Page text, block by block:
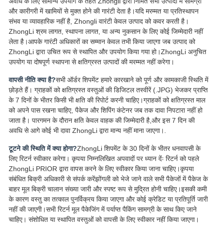
और कारीगरी में खामियों से मुक्त होने की गारंटी देता है।यदि मरम्मत या प्रतिस्थापन
संभव या व्यावहारिक नहीं है, Zhongli वारंटी केवल उत्पाद को कवर करती है।
ZhongLi श्रम लागत, स्थापना लागत, या अन्य नुकसान के लिए कोई जिम्मेदारी नहीं
लेता है।आपके गारंटी अधिकारों का सम्मान केवल तभी किया जाएगा जब उत्पाद को
ZhongLi द्वारा उचित रूप से स्थापित और उपयोग किया गया हो।ZhongLi अनुचित
उपयोग या दोषपूर्ण स्थापना से क्षतिग्रस्त उत्पादों की मरम्मत नहीं करेगा।
वापसी नीति क्या है?सभी ऑर्डर शिपमेंट हमारे कारखाने को पूर्ण और कामकाजी स्थिति में
छोड़ते हैं। ग्राहकों को क्षतिग्रस्त वस्तुओं की डिजिटल तस्वीरें (.JPG) भेजकर प्राप्ति
के 7 दिनों के भीतर किसी भी क्षति की रिपोर्ट करनी चाहिए।ग्राहकों को क्षतिग्रस्त माल
को अपने पास रखना चाहिए, पैकेज और शिपिंग कंटेनर जब तक दावा निपटारा नहीं हो
जाता है। पारगमन के दौरान क्षति केवल वाहक की जिम्मेदारी है,और इस 7 दिन की
अवधि से आगे कोई भी दावा ZhongLi द्वारा मान्य नहीं माना जाएगा।.
टूटने की स्थिति में क्या होगा?ZhongLi शिपमेंट के 30 दिनों के भीतर धनवापसी के
लिए रिटर्न स्वीकार करेगा। कृपया निम्नलिखित अपवादों पर ध्यान देंः रिटर्न को पहले
ZhongLi PRIOR द्वारा वापस करने के लिए स्वीकार किया जाना चाहिए।कृपया
संबंधित बिक्री अधिकारी से संपर्क करेंझोंगली को भेजे जाने वाले सभी पैकेजों में पैकेज के
बाहर मूल बिक्री चालान संख्या जारी और स्पष्ट रूप से मुद्रित होनी चाहिए।इसकी कमी
के कारण वस्तु का तत्काल पुनर्विक्रय किया जाएगा और कोई क्रेडिट या प्रतिपूर्ति जारी
नहीं की जाएगी।सभी रिटर्न मूल पैकेजिंग में पर्याप्त पैकिंग सामग्री के साथ किए जाने
चाहिए। संशोधित या स्थापित वस्तुओं को वापसी के लिए स्वीकार नहीं किया जाएगा।